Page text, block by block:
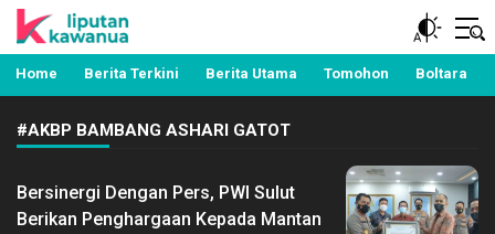
Liputan Kawanua
Berita Manado, Sulawesi Utara, Kawanua, Politik,
Pemerintahan, Hukum Kriminal dan Nasional
Home Berita Terkini Berita Utama Tomohon Boltara
#AKBP BAMBANG ASHARI GATOT
Bersinergi Dengan Pers, PWI Sulut
Berikan Penghargaan Kepada Mantan